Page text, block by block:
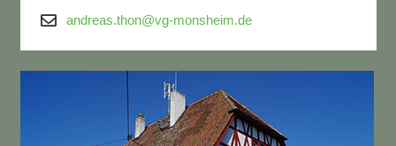
andreas.thon@vg-monsheim.de